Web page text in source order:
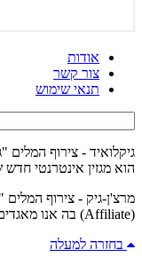
אודות
צור קשר
תנאי שימוש
גיקלואיד - צירוף המלים
הוא מגזין אינטרנטי
מרצ'ן-גיק - צירוף המלים
(Affiliate) בה אנו מאגדים מוצרים מגניבים מרחבי הרשת.
בחזרה למעלה